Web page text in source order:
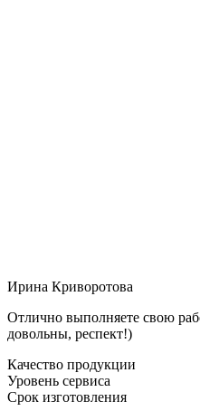
Ирина Криворотова
Отлично выполняете свою
довольны, респект!)
Качество продукции
Уровень сервиса
Срок изготовления